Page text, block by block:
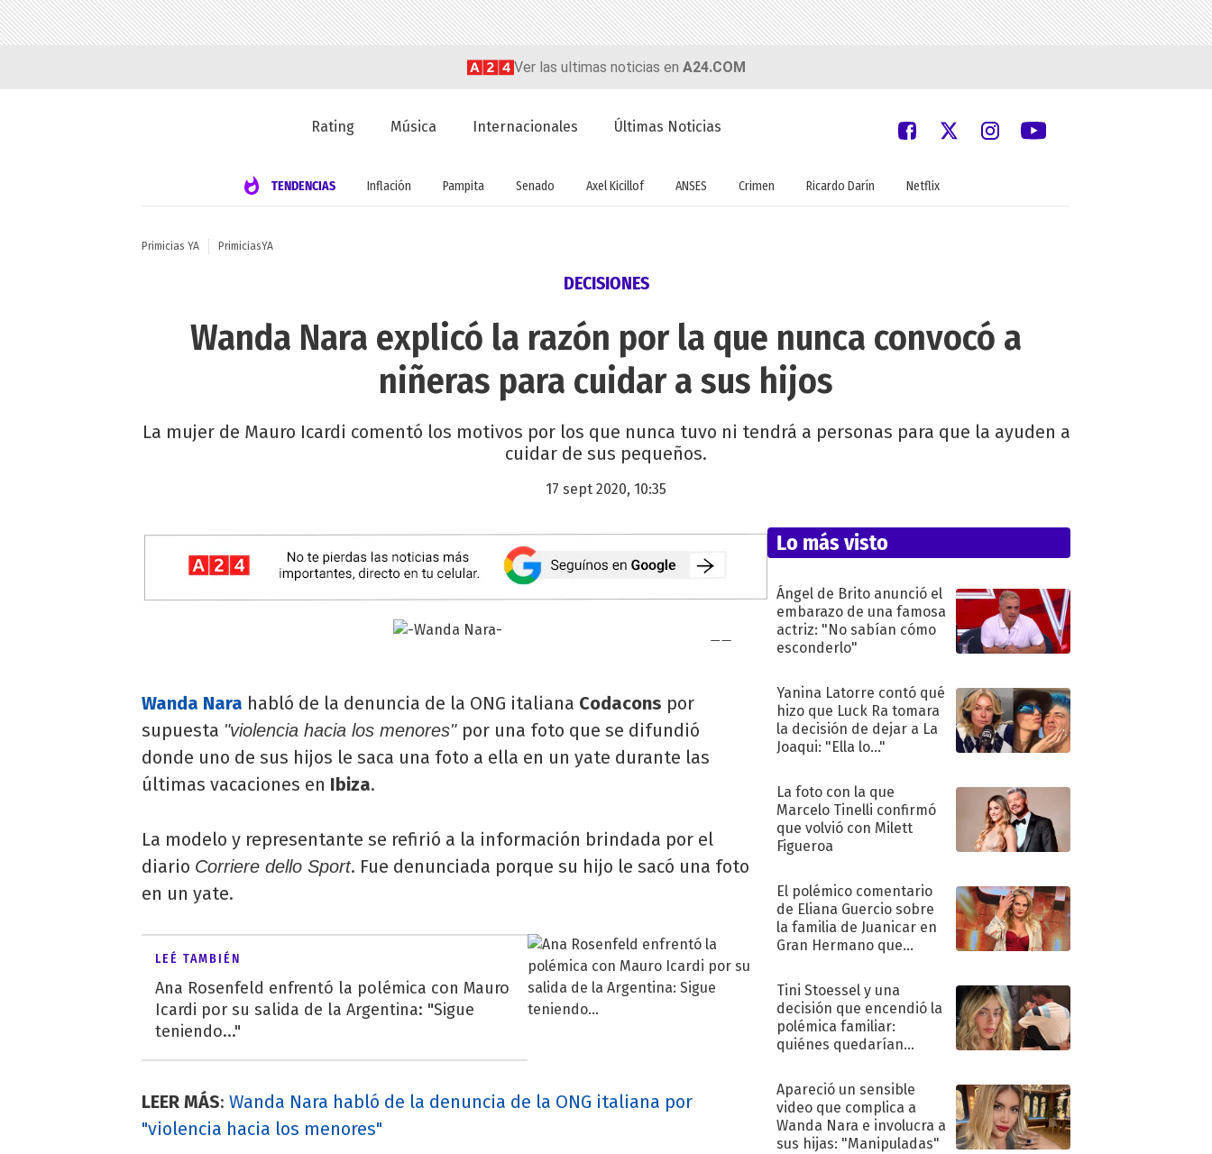
Ver las ultimas noticias en A24.COM
Rating Música Internacionales Últimas Noticias
TENDENCIAS Inflación Pampita Senado Axel Kicillof ANSES Crimen Ricardo Darín Netflix
Primicias YA PrimiciasYA
DECISIONES
Wanda Nara explicó la razón por la que nunca convocó a
niñeras para cuidar a sus hijos
La mujer de Mauro Icardi comentó los motivos por los que nunca tuvo ni tendrá a personas para que la ayuden a
cuidar de sus pequeños.
17 sept 2020, 10:35
Wanda Nara habló de la denuncia de la ONG italiana Codacons por
supuesta "violencia hacia los menores" por una foto que se difundió
donde uno de sus hijos le saca una foto a ella en un yate durante las
últimas vacaciones en Ibiza.
La modelo y representante se refirió a la información brindada por el
diario Corriere dello Sport. Fue denunciada porque su hijo le sacó una foto
en un yate.
LEÉ TAMBIÉN
Ana Rosenfeld enfrentó la polémica con Mauro
Icardi por su salida de la Argentina: "Sigue
teniendo..."
LEER MÁS: Wanda Nara habló de la denuncia de la ONG italiana por
"violencia hacia los menores"
Lo más visto
Ángel de Brito anunció el
embarazo de una famosa
actriz: "No sabían cómo
esconderlo"
Yanina Latorre contó qué
hizo que Luck Ra tomara
la decisión de dejar a La
Joaqui: "Ella lo..."
La foto con la que
Marcelo Tinelli confirmó
que volvió con Milett
Figueroa
El polémico comentario
de Eliana Guercio sobre
la familia de Juanicar en
Gran Hermano que
Tini Stoessel y una
decisión que encendió la
polémica familiar:
quiénes quedarían
Apareció un sensible
video que complica a
Wanda Nara e involucra a
sus hijas: "Manipuladas"